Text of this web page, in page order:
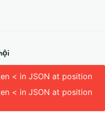
< in JSON at position
< in JSON at position